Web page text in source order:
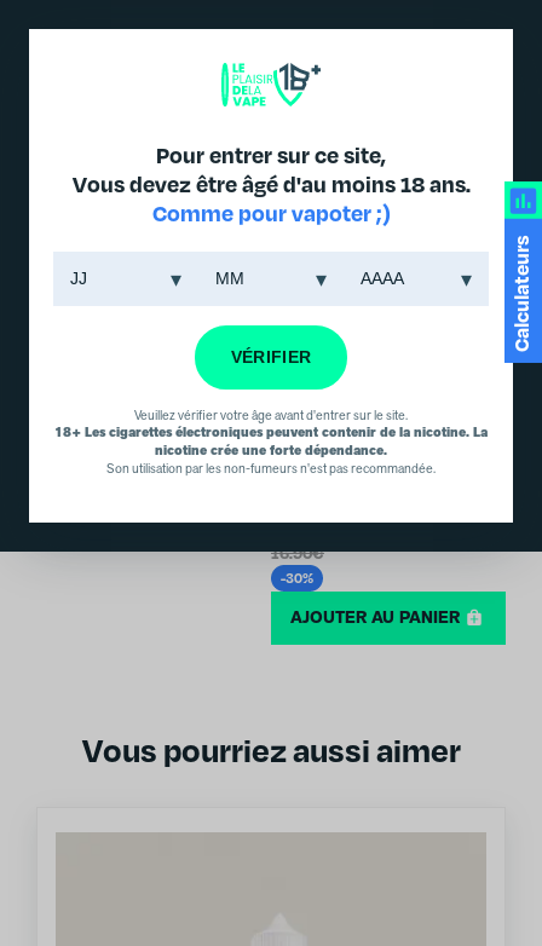
Pour entrer sur ce site,
Vous devez être âgé d'au moins 18 ans.
Comme pour vapoter ;)
VÉRIFIER
Veuillez vérifier votre âge avant d'entrer sur le site.
18+ Les cigarettes électroniques peuvent contenir de la nicotine. La
nicotine crée une forte dépendance.
Son utilisation par les non-fumeurs n'est pas recommandée.
Calculateurs
E-liquide FRUIZEE
CASSIS MANGUE
50ml
LES FRAIS
MARQUE :FRUIZEE
- 1
-30%
16.90€
11.90€
AJOUTER AU PANIER
Vous pourriez aussi aimer